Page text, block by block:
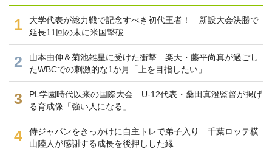
1
大学代表が総力戦で記念すべき初代王者！ 新設大会決勝で
延長11回の末に米国撃破
2
山本由伸＆菊池雄星に受けた衝撃 楽天・藤平尚真が過ごし
たWBCでの刺激的な1か月「上を目指したい」
3
PL学園時代以来の国際大会 U-12代表・桑田真澄監督が掲げ
る育成像「強い人になる」
4
侍ジャパンをきっかけに自主トレで弟子入り…千葉ロッテ横
山陸人が感謝する成長を後押しした縁